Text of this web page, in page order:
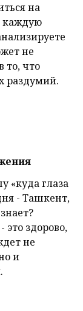
на
каждую
не
то, что
раздумий.
«куда глаза
- Ташкент,
это здорово,
не
и